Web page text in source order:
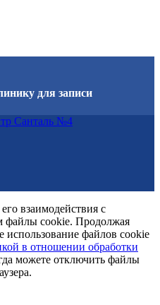
для записи
Санталь №4
взаимодействия с
файлы cookie. Продолжая
использование файлов cookie
в отношении обработки
можете отключить файлы